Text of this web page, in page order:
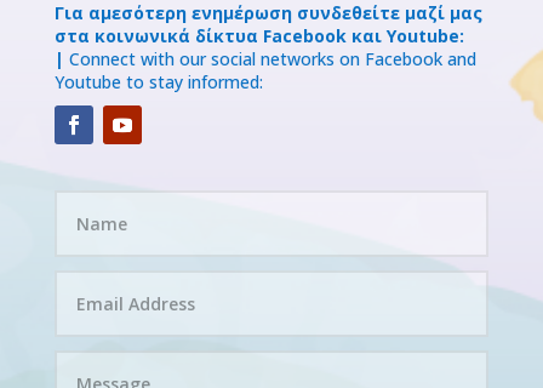
Για αμεσότερη ενημέρωση συνδεθείτε μαζί μας
στα κοινωνικά δίκτυα Facebook και Youtube:
| Connect with our social networks on Facebook and
Youtube to stay informed: